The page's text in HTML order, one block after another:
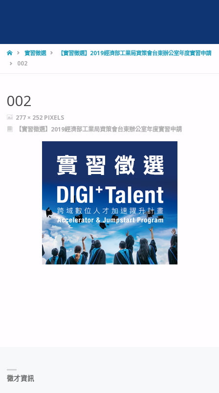
HOME實習徵選
【實習徵選】2019經濟部工業局資策會台東辦公室年度實習申請
002
002
FULL
SIZE
277 × 252 PIXELS
【實習徵選】2019經濟部工業局資策會台東辦公室年度實習申請
徵才資訊